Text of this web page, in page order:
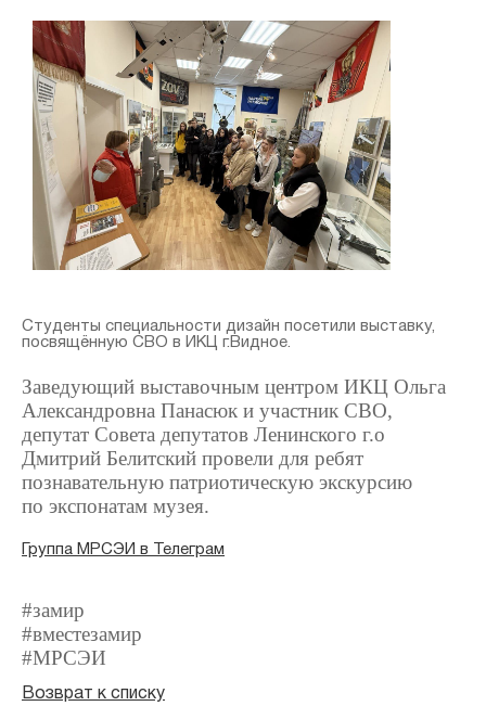
Студенты специальности дизайн посетили выставку,
посвящённую СВО в ИКЦ г.Видное.
Заведующий выставочным центром ИКЦ Ольга
Александровна Панасюк и участник СВО,
депутат Совета депутатов Ленинского г.о
Дмитрий Белитский провели для ребят
познавательную патриотическую экскурсию
по экспонатам музея.
Группа МРСЭИ в Телеграм
#замир
#вместезамир
#МРСЭИ
Возврат к списку